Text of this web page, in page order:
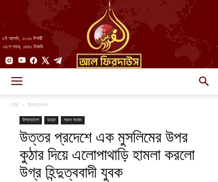
৮ই আগস্ট, ২০২৬ ঈসায়ী
২৪শে সফর, ১৪৪৮ হিজরি
||
আল-
হোম উপমহাদেশ
উপমহাদেশ ভারত সকল সংবাদ
উত্তর প্রদেশে এক মুসলিমের উপর
কুঠার দিয়ে এলোপাথাড়ি হামলা করলো
উগ্র হিন্দুত্ববাদী যুবক